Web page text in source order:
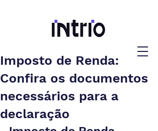
Imposto de Renda:
Confira os documentos
necessários para a
declaração